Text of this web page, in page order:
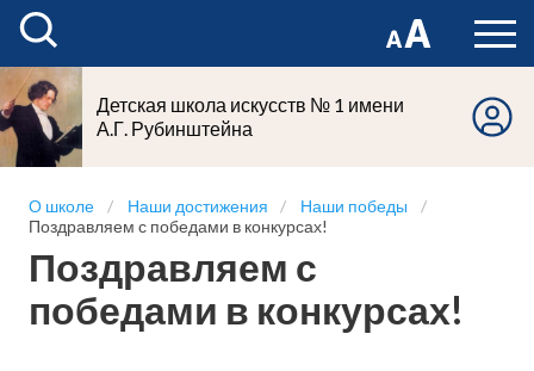
Детская школа искусств № 1 имени
А.Г. Рубинштейна
О школе Наши достижения
Наши победы
Поздравляем с победами в конкурсах!
Поздравляем с
победами в конкурсах!